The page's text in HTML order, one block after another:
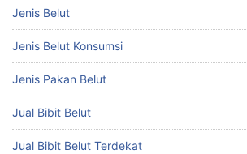
Jenis Belut
Jenis Belut Konsumsi
Jenis Pakan Belut
Jual Bibit Belut
Jual Bibit Belut Terdekat